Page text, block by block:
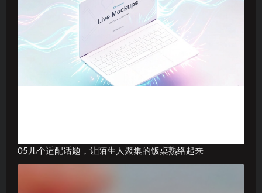
05几个适配话题，让陌生人聚集的饭桌熟络起来